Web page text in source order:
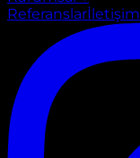
Referanslarİletişim